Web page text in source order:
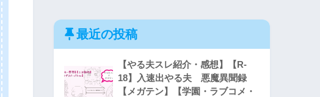
最近の投稿
【やる夫スレ紹介・感想】【R-
18】入速出やる夫 悪魔異聞録
【メガテン】【学園・ラブコメ・